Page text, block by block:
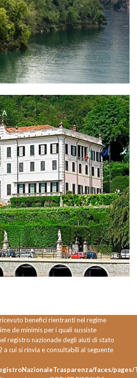
benefici rientranti nel regime
de minimis per i quali sussiste
registro nazionade degli aiuti di stato
cui si rinvia e consultabili al seguente
faces/